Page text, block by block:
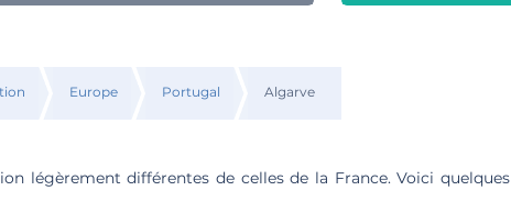
Europe Portugal Algarve
légèrement différentes de celles de la France. Voici quelques